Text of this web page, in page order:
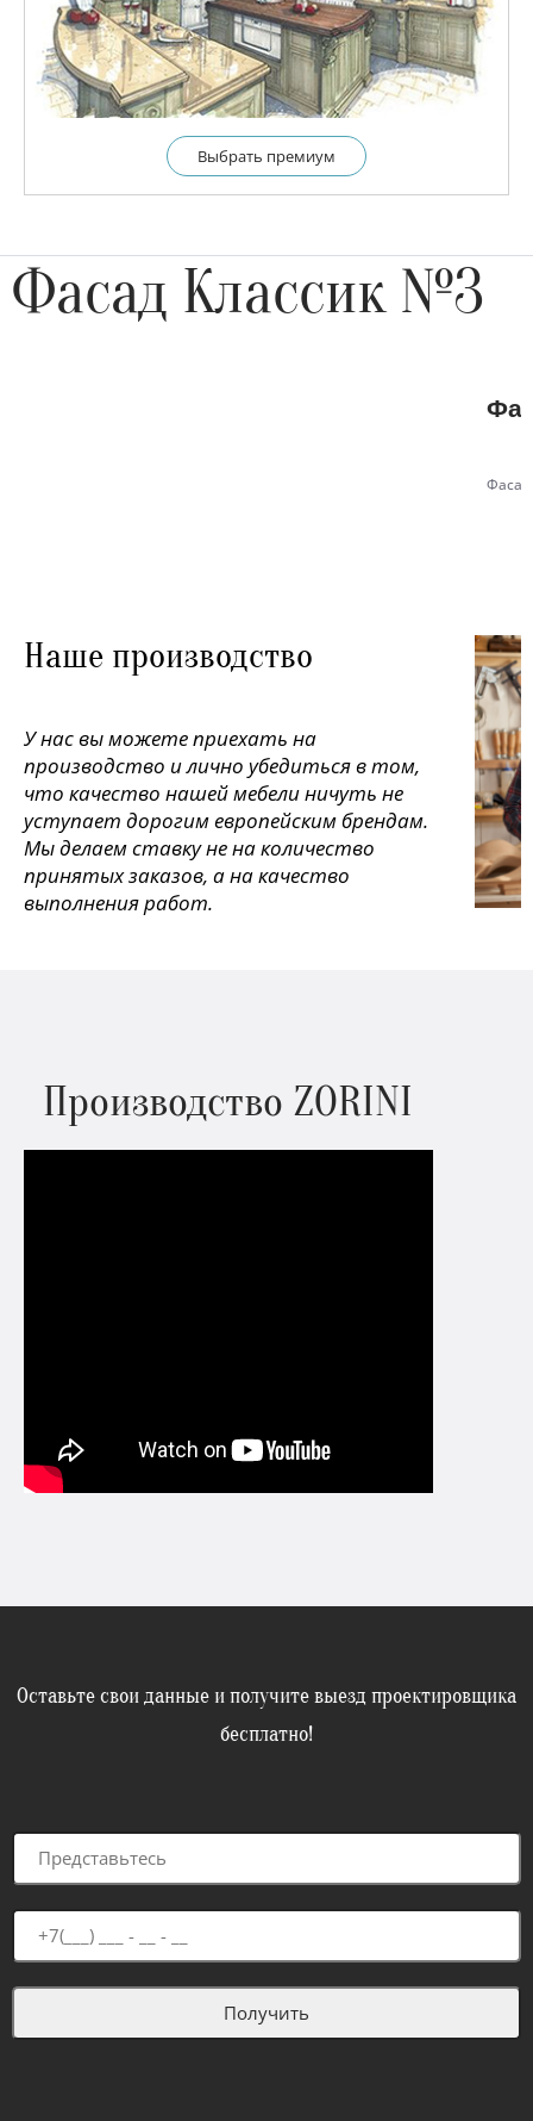
Выбрать премиум
Фасад Классик №3
Наше производство
У нас вы можете приехать на
производство и лично убедиться в том,
что качество нашей мебели ничуть не
уступает дорогим европейским брендам.
Мы делаем ставку не на количество
принятых заказов, а на качество
выполнения работ.
Производство ZORINI
Оставьте свои данные и получите выезд проектировщика
бесплатно!